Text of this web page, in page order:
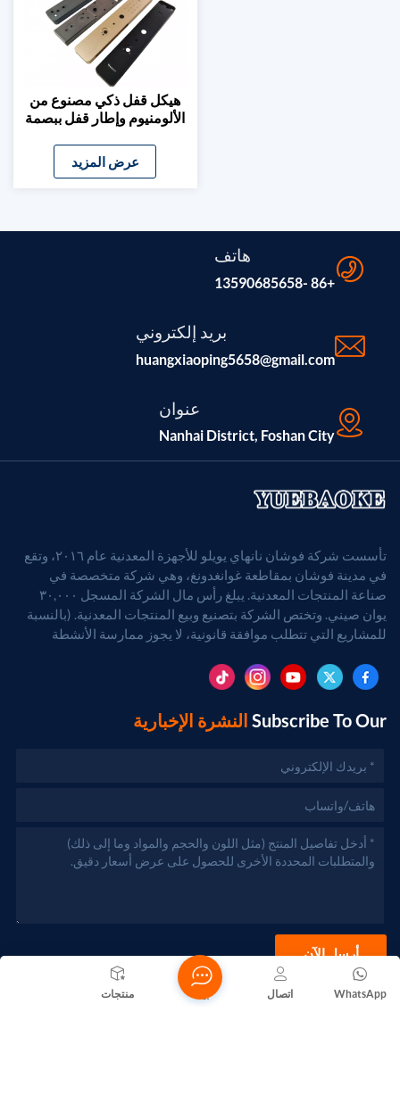
هيكل قفل ذكي مصنوع من
الألومنيوم وإطار قفل ببصمة
عرض المزيد
هاتف
+86 -13590685658
بريد إلكتروني
huangxiaoping5658@gmail.com
عنوان
Nanhai District, Foshan City
تأسست شركة فوشان نانهاي يويلو للأجهزة المعدنية عام ٢٠١٦، وتقع
في مدينة فوشان بمقاطعة غوانغدونغ، وهي شركة متخصصة في
صناعة المنتجات المعدنية. يبلغ رأس مال الشركة المسجل ٣٠,٠٠٠
يوان صيني. وتختص الشركة بتصنيع وبيع المنتجات المعدنية. (بالنسبة
للمشاريع التي تتطلب موافقة قانونية، لا يجوز ممارسة الأنشطة
Subscribe To Our النشرة الإخبارية
أرسل الآن
منتجات WhatsApp اتصال